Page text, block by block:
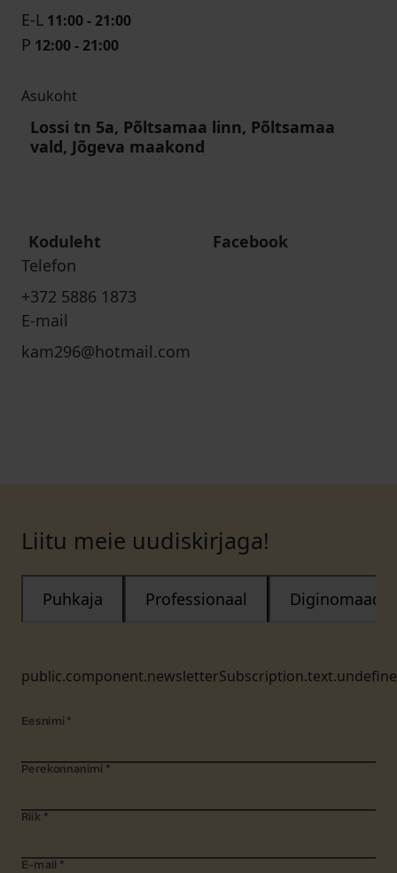
E-L 11:00 - 21:00
P 12:00 - 21:00
Asukoht
Lossi tn 5a, Põltsamaa linn, Põltsamaa
vald, Jõgeva maakond
Koduleht
Facebook
Telefon
+372 5886 1873
E-mail
kam296@hotmail.com
Liitu meie uudiskirjaga!
Puhkaja Professionaal Diginomaad
Eesnimi *
Perekonnanimi *
Riik *
E-mail *